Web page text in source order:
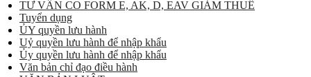
TƯ VẤN CO FORM E, AK, D, EAV GIẢM THUẾ
Tuyển dụng
ỦY quyền lưu hành
Uỷ quyền lưu hành để nhập khẩu
Ủy quyền lưu hành để nhập khẩu
Văn bản chỉ đạo điều hành